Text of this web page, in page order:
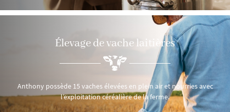
Élevage devache laitières
Anthony possède 15 vaches élevées en plein air et nourries avec
l’exploitation céréalière de la ferme.